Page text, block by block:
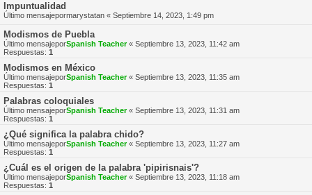
Impuntualidad
Último mensajepormarystatan « Septiembre 14, 2023, 1:49 pm
Modismos de Puebla
Último mensajeporSpanish Teacher« Septiembre 13, 2023, 11:42 am
Respuestas: 1
Modismos en México
Último mensajeporSpanish Teacher« Septiembre 13, 2023, 11:35 am
Respuestas: 1
Palabras coloquiales
Último mensajeporSpanish Teacher« Septiembre 13, 2023, 11:31 am
Respuestas: 1
¿Qué significa la palabra chido?
Último mensajeporSpanish Teacher« Septiembre 13, 2023, 11:27 am
Respuestas: 1
¿Cuál es el origen de la palabra 'pipirisnais'?
Último mensajeporSpanish Teacher« Septiembre 13, 2023, 11:18 am
Respuestas: 1